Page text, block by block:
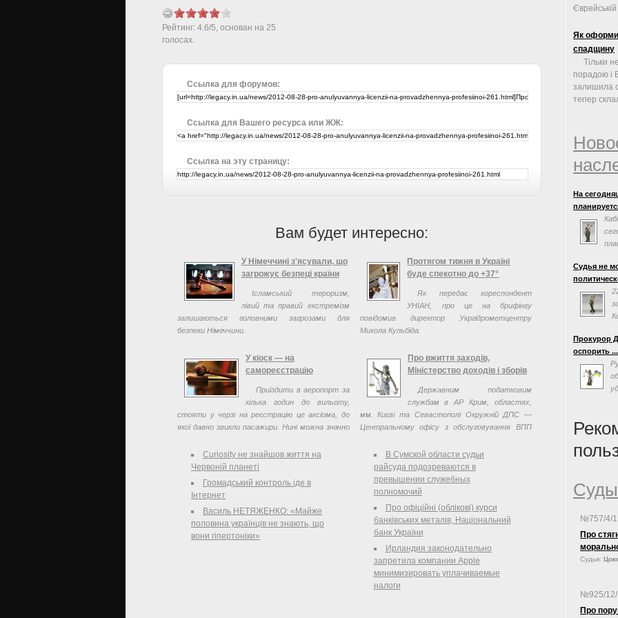
Рейтинг: 4.6/5, основан на 25
голосах.
Ссылка для форумов:
Ссылка для Вашего ресурса или ЖЖ:
Ссылка на эту страницу:
Вам будет интересно:
У Німеччині з'ясували, що
загрожує безпеці країни
Ісламський тероризм,
лівий та правий екстремізм
залишаються головними загрозами для
безпеки Німеччини.
У кіоск — на
самореєстрацію
Приїздити в аеропорт за
кілька годин до вильоту,
стояти у черзі на реєстрацію це аксіома, до
якої давно звикли пасажири. Нині можна значно
надокучливих ...
Curiosity не знайшов життя на
Червоній планеті
Громадський контроль іде в
Інтернет
Василь НЕТЯЖЕНКО: «Майже
половина українців не знають, що
вони гіпертоніки»
Протягом тижня в Україні
буде спекотно до +37°
Як передає кореспондент
УНІАН, про це на брифінгу
повідомив директор Укргідрометцентру
Микола Кульбіда.
Про вжиття заходів,
Міністерство доходів і зборів
Державним податковим
службам в АР Крим, областях,
мм. Києві та Севастополі Окружній ДПС —
Центральному офісу з обслуговування ВПП
В Сумской области судьи
райсуда подозреваются в
превышении служебных
полномочий
Про офіційні (облікові) курси
банківських металів, Національний
банк України
Ирландия законодательно
запретила компании Apple
минимизировать уплачиваемые
налоги
Єврейській
Як
спадщину
Тільки
порадою і
залишила
тепер
На
заседания
Судья не
власти на
Суда
«одним из
Прокурор
оспорить ...
№757/4/
Про
Судья:
№925/
Про